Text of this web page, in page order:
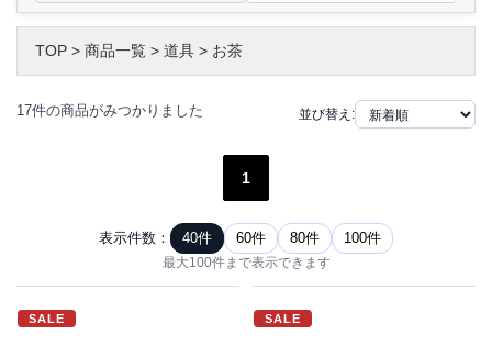
TOP > 商品一覧 > 道具 > お茶
17件の商品がみつかりました 並び替え:
1
表示件数： 40件 60件 80件 100件
最大100件まで表示できます
SALE SALE